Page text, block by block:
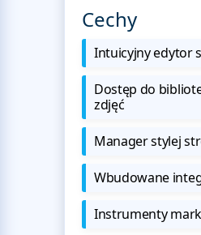
Cechy
Intuicyjny edytor
Dostęp do
zdjęć
Manager stylej
Wbudowane
Instrumenty